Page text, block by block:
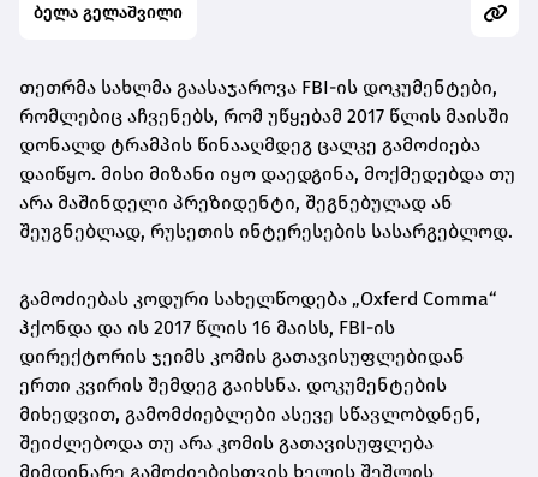
ბელა გელაშვილი
თეთრმა სახლმა გაასაჯაროვა FBI-ის დოკუმენტები,
რომლებიც აჩვენებს, რომ უწყებამ 2017 წლის მაისში
დონალდ ტრამპის წინააღმდეგ ცალკე გამოძიება
დაიწყო. მისი მიზანი იყო დაედგინა, მოქმედებდა თუ
არა მაშინდელი პრეზიდენტი, შეგნებულად ან
შეუგნებლად, რუსეთის ინტერესების სასარგებლოდ.
გამოძიებას კოდური სახელწოდება „Oxferd Comma“
ჰქონდა და ის 2017 წლის 16 მაისს, FBI-ის
დირექტორის ჯეიმს კომის გათავისუფლებიდან
ერთი კვირის შემდეგ გაიხსნა. დოკუმენტების
მიხედვით, გამომძიებლები ასევე სწავლობდნენ,
შეიძლებოდა თუ არა კომის გათავისუფლება
მიმდინარე გამოძიებისთვის ხელის შეშლის